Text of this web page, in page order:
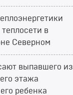
в
Северном
выпавшего из
этажа
ребенка